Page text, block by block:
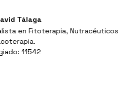
Tálaga
en Fitoterapia, Nutracéuticos
11542